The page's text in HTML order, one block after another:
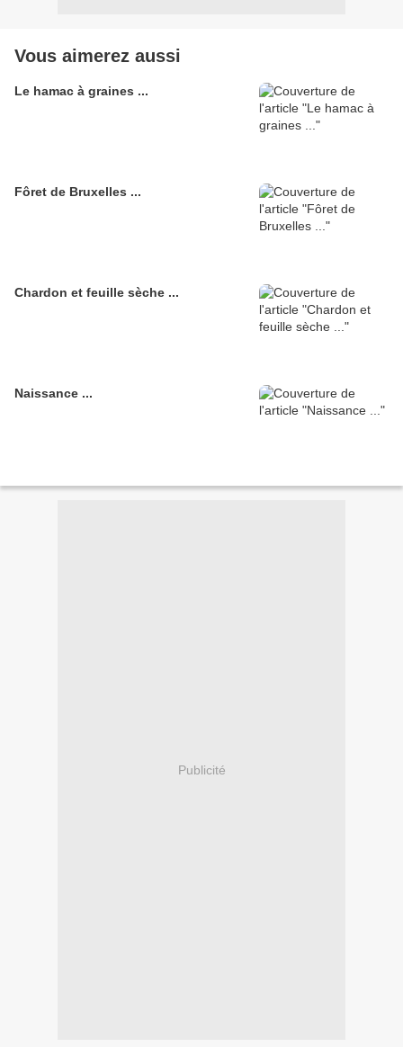
Vous aimerez aussi
Le hamac à graines ...
Fôret de Bruxelles ...
Chardon et feuille sèche ...
Naissance ...
Publicité